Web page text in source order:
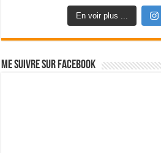
En voir plus ...
Me suivre sur Facebook